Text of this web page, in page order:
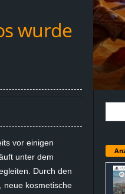
wurde
vor einigen
unter dem
Durch den
neue kosmetische